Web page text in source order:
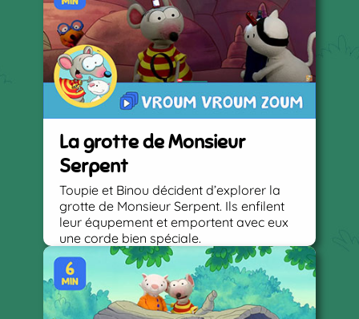
La grotte de Monsieur
Serpent
Toupie et Binou décident d’explorer la
grotte de Monsieur Serpent. Ils enfilent
leur équpement et emportent avec eux
une corde bien spéciale.